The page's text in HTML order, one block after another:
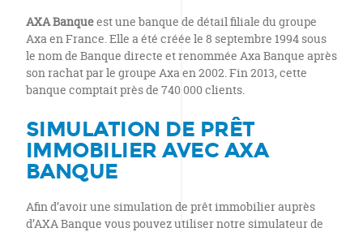
AXA Banqueest une banque de détail filiale du groupe
Axa en France. Elle a été créée le 8 septembre 1994 sous
le nom de Banque directe et renommée Axa Banque après
son rachat par le groupe Axa en 2002. Fin 2013, cette
banque comptait près de 740 000 clients.
SIMULATION DE PRÊT
IMMOBILIER AVEC AXA
BANQUE
Afin d’avoir une simulation de prêt immobilier auprès
d’AXA Banque vous pouvez utiliser notre simulateur de